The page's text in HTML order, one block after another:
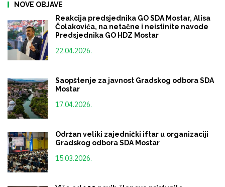
NOVE OBJAVE
Reakcija predsjednika GO SDA Mostar, Alisa
Čolakovića, na netačne i neistinite navode
Predsjednika GO HDZ Mostar
22.04.2026.
Saopštenje za javnost Gradskog odbora SDA
Mostar
17.04.2026.
Održan veliki zajednički iftar u organizaciji
Gradskog odbora SDA Mostar
15.03.2026.